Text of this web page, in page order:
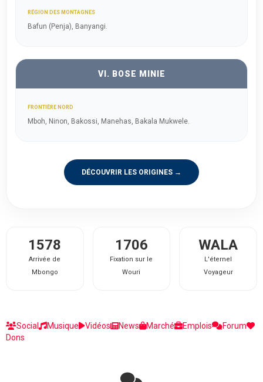
RÉGION DES MONTAGNES
Bafun (Penja), Banyangi.
VI. BOSE MINIE
FRONTIÈRE NORD
Mboh, Ninon, Bakossi, Manehas, Bakala Mukwele.
DÉCOUVRIR LES ORIGINES →
1578
Arrivée de
Mbongo
1706
Fixation sur le
Wouri
WALA
L'éternel
Voyageur
Social Musique Vidéos News Marché Emplois
Forum
Dons